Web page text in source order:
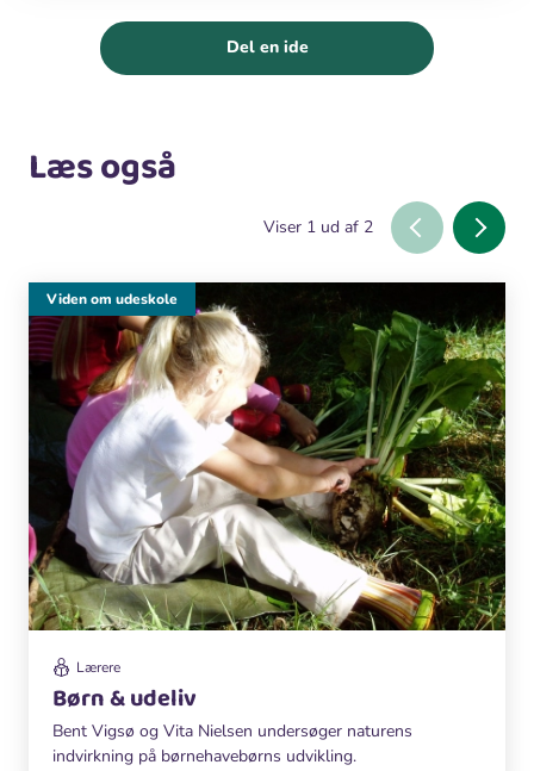
Del en ide
Læs også
Viser 1 ud af 2
Lærere
Børn & udeliv
Bent Vigsø og Vita Nielsen undersøger naturens
indvirkning på børnehavebørns udvikling.
Viden om udeskole